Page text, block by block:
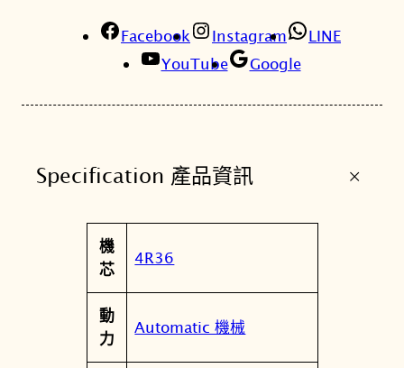
Facebook Instagram
LINE
YouTube
Google
Specification 產品資訊 +
屬
性
值
機
芯
4R36
動
力
Automatic 機械